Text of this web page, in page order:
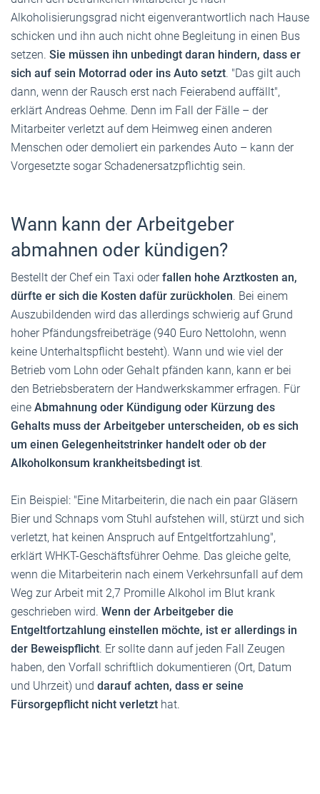
Alkoholisierungsgrad nicht eigenverantwortlich nach Hause
schicken und ihn auch nicht ohne Begleitung in einen Bus
setzen. Sie müssen ihn unbedingt daran hindern, dass er
sich auf sein Motorrad oder ins Auto setzt. "Das gilt auch
dann, wenn der Rausch erst nach Feierabend auffällt",
erklärt Andreas Oehme. Denn im Fall der Fälle – der
Mitarbeiter verletzt auf dem Heimweg einen anderen
Menschen oder demoliert ein parkendes Auto – kann der
Vorgesetzte sogar Schadenersatzpflichtig sein.
Wann kann der Arbeitgeber
abmahnen oder kündigen?
Bestellt der Chef ein Taxi oderfallen hohe Arztkosten an,
dürfte er sich die Kosten dafür zurückholen. Bei einem
Auszubildenden wird das allerdings schwierig auf Grund
hoher Pfändungsfreibeträge (940 Euro Nettolohn, wenn
keine Unterhaltspflicht besteht). Wann und wie viel der
Betrieb vom Lohn oder Gehalt pfänden kann, kann er bei
den Betriebsberatern der Handwerkskammer erfragen. Für
eine Abmahnung oder Kündigung oder Kürzung des
Gehalts muss der Arbeitgeber unterscheiden, ob es sich
um einen Gelegenheitstrinker handelt oder ob der
Alkoholkonsum krankheitsbedingt ist.
Ein Beispiel: "Eine Mitarbeiterin, die nach ein paar Gläsern
Bier und Schnaps vom Stuhl aufstehen will, stürzt und sich
verletzt, hat keinen Anspruch auf Entgeltfortzahlung",
erklärt WHKT-Geschäftsführer Oehme. Das gleiche gelte,
wenn die Mitarbeiterin nach einem Verkehrsunfall auf dem
Weg zur Arbeit mit 2,7 Promille Alkohol im Blut krank
geschrieben wird. Wenn der Arbeitgeber die
Entgeltfortzahlung einstellen möchte, ist er allerdings in
der Beweispflicht. Er sollte dann auf jeden Fall Zeugen
haben, den Vorfall schriftlich dokumentieren (Ort, Datum
und Uhrzeit) und darauf achten, dass er seine
Fürsorgepflicht nicht verletzt hat.